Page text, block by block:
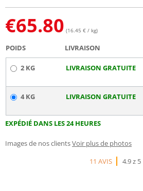
€65.80 (16.45 € / kg)
POIDS LIVRAISON
2 KG LIVRAISON GRATUITE
4 KG LIVRAISON GRATUITE
EXPÉDIÉ DANS LES 24 HEURES
Images de nos clientsVoir plus de photos
11 AVIS
4.9 z 5